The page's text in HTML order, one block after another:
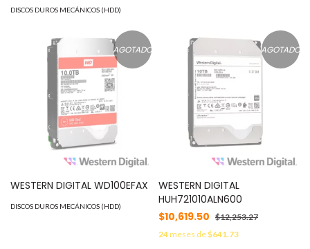
DISCOS DUROS MECÁNICOS (HDD)
AGOTADO
WESTERN DIGITAL WD100EFAX
DISCOS DUROS MECÁNICOS (HDD)
AGOTADO
WESTERN DIGITAL
HUH721010ALN600
$10,619.50 $12,253.27
24meses de$641.73